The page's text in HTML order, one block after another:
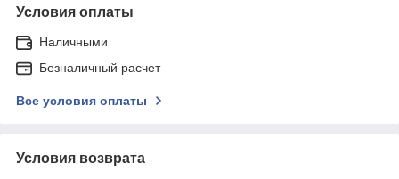
Условия оплаты
Наличными
Безналичный расчет
Все условия оплаты
Условия возврата